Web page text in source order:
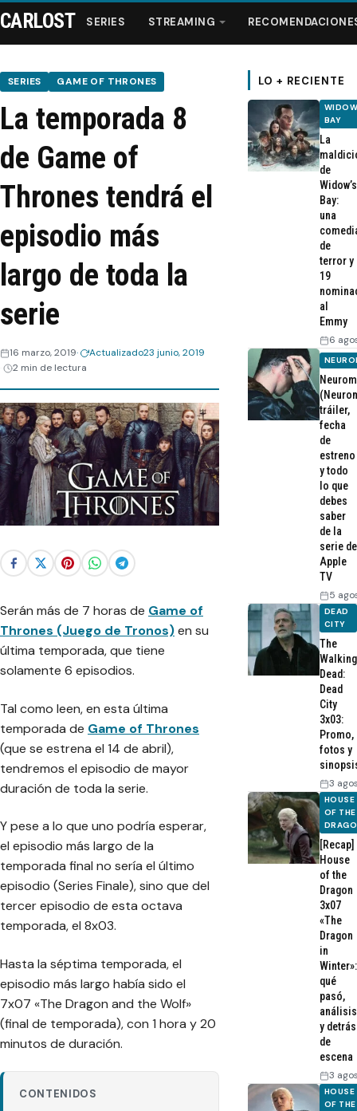
Series
Streaming
Recomendaciones
Videos
Webisodios
CARLOST SERIES STREAMING
SERIES GAME OF THRONES
La temporada 8
de Game of
Thrones tendrá el
episodio más
largo de toda la
serie
16 marzo, 2019 Actualizado23 junio, 2019
2 min de lectura
Serán más de 7 horas de Game of
Thrones (Juego de Tronos)en su
última temporada, que tiene
solamente 6 episodios.
Tal como leen, en esta última
temporada de Game of Thrones
(que se estrena el 14 de abril),
tendremos el episodio de mayor
duración de toda la serie.
Y pese a lo que uno podría esperar,
el episodio más largo de la
temporada final no sería el último
episodio (Series Finale), sino que del
tercer episodio de esta octava
temporada, el 8x03.
Hasta la séptima temporada, el
episodio más largo había sido el
7x07 «The Dragon and the Wolf»
(final de temporada), con 1 hora y 20
minutos de duración.
CONTENIDOS
LO + RECIENTE
BAY
La
de
Widow’s
Bay:
una
de
terror y
19
al
Emmy
6
tráiler,
fecha
de
estreno
y todo
lo que
debes
saber
de la
serie de
Apple
TV
5
DEAD
CITY
The
Walking
Dead:
Dead
City
3x03:
Promo,
fotos y
3
HOUSE
OF THE
[Recap]
House
of the
Dragon
3x07
«The
Dragon
in
Winter»:
qué
pasó,
análisis
y detrás
de
escena
3
HOUSE
OF THE